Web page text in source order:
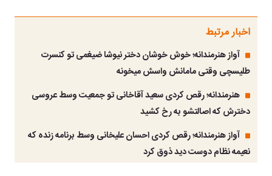
اخبار مرتبط
آواز هنرمندانه؛ خوش خوشان دختر نیوشا ضیغمی تو کنسرت
طلیسچی وقتی مامانش واسش میخونه
هنرمندانه؛ رقص کردی سعید آقاخانی تو جمعیت وسط عروسی
دخترش که اصالتشو به رخ کشید
آواز هنرمندانه؛ رقص کردی احسان علیخانی وسط برنامه زنده که
نعیمه نظام دوست دید ذوق کرد